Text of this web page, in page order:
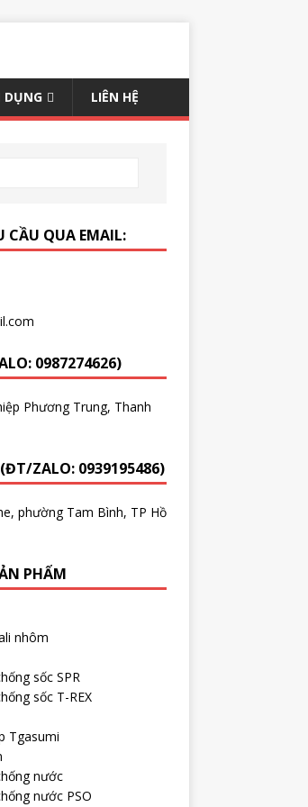
DỤNG LIÊN HỆ
CẦU QUA EMAIL:
0987274626)
Phương Trung, Thanh
ZALO: 0939195486)
phường Tam Bình, TP Hồ
PHẨM
nhôm
sốc SPR
sốc T-REX
Tgasumi
nước
nước PSO